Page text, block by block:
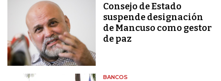
Consejo de Estado
suspende designación
de Mancuso como gestor
de paz
BANCOS